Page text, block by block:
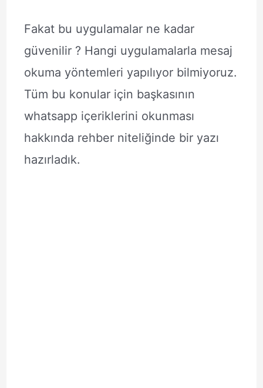
Fakat bu uygulamalar ne kadar
güvenilir ? Hangi uygulamalarla mesaj
okuma yöntemleri yapılıyor bilmiyoruz.
Tüm bu konular için başkasının
whatsapp içeriklerini okunması
hakkında rehber niteliğinde bir yazı
hazırladık.